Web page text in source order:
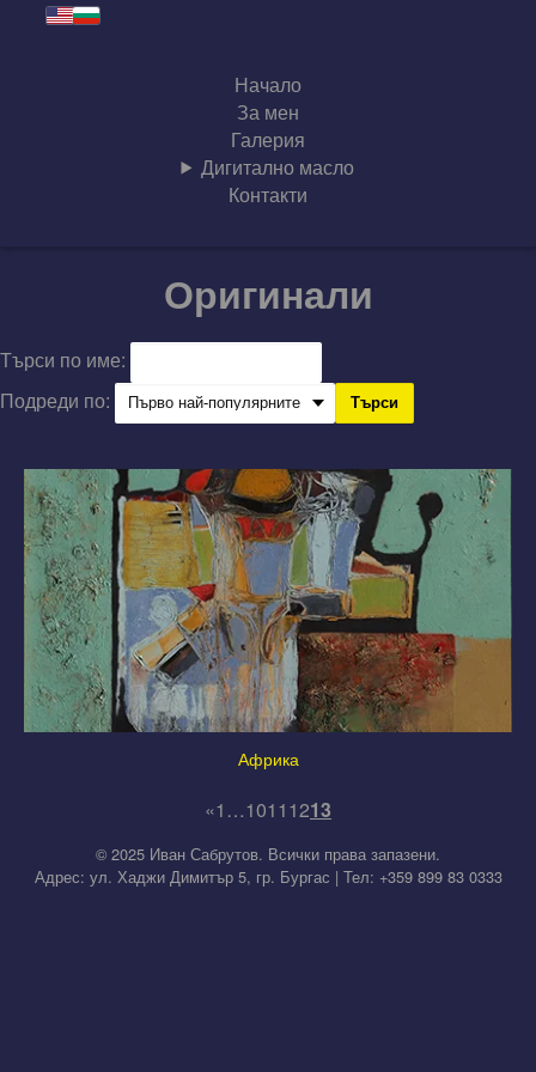
Начало
За мен
Галерия
Дигитално масло
Контакти
Оригинали
Търси по име:
Подреди по:
Търси
Африка
«1 …10111213
© 2025 Иван Сабрутов. Всички права запазени.
Адрес: ул. Хаджи Димитър 5, гр. Бургас | Тел: +359 899 83 0333